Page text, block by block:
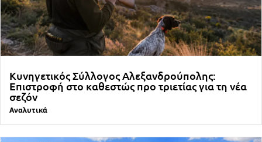
Κυνηγετικός Σύλλογος Αλεξανδρούπολης:
Επιστροφή στο καθεστώς προ τριετίας για τη νέα
σεζόν
Αναλυτικά